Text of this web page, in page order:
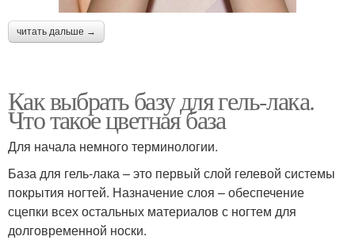
читать дальше →
Как выбрать базу для гель-лака.
Что такое цветная база
Для начала немного терминологии.
База для гель-лака – это первый слой гелевой системы
покрытия ногтей. Назначение слоя – обеспечение
сцепки всех остальных материалов с ногтем для
долговременной носки.